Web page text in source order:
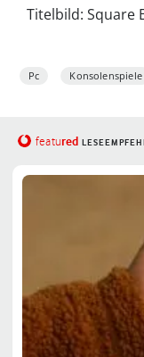
Titelbild: Square
Pc Konsolenspiele
featured